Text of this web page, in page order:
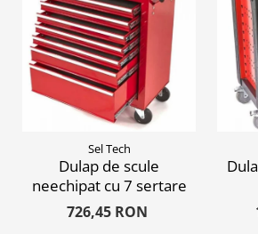
Sel Tech
Dulap de scule
neechipat cu 7 sertare
726,45 RON